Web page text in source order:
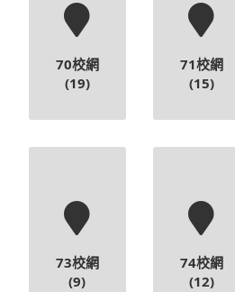
70校網
(19)
71校網
(15)
73校網
(9)
74校網
(12)